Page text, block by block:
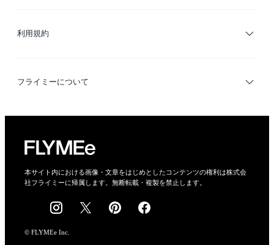
利用規約
利用規約
フライミーについて
会社概要
採用情報
本サイト内における画像・文章をはじめとしたコンテンツの権利は株式会
社フライミーに帰属します。無断転載・複製を禁止します。
© FLYMEe Inc.